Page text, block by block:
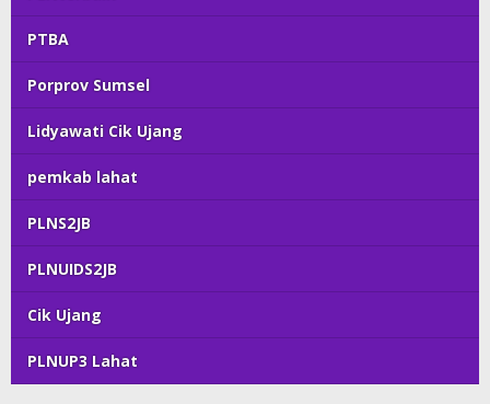
PTBA
Porprov Sumsel
Lidyawati Cik Ujang
pemkab lahat
PLNS2JB
PLNUIDS2JB
Cik Ujang
PLNUP3 Lahat